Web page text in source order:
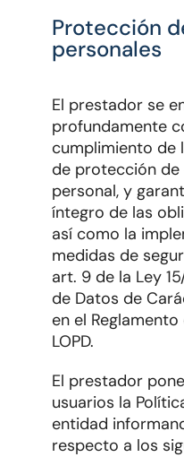
Protección
personales
El prestador se
profundamente
cumplimiento de
de protección
personal, y
íntegro de las
así como la
medidas de
art. 9 de la Ley
de Datos de
en el
LOPD.
El prestador
usuarios la
entidad
respecto a los